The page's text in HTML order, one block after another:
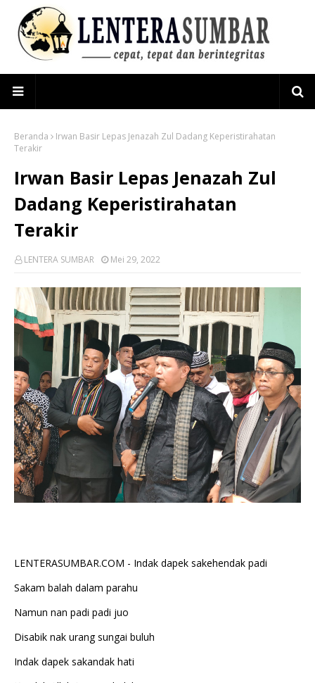
Beranda
Irwan Basir Lepas Jenazah Zul Dadang Keperistirahatan
Terakir
Irwan Basir Lepas Jenazah Zul
Dadang Keperistirahatan
Terakir
LENTERA SUMBAR Mei 29, 2022
LENTERASUMBAR.COM - Indak dapek sakehendak padi
Sakam balah dalam parahu
Namun nan padi padi juo
Disabik nak urang sungai buluh
Indak dapek sakandak hati